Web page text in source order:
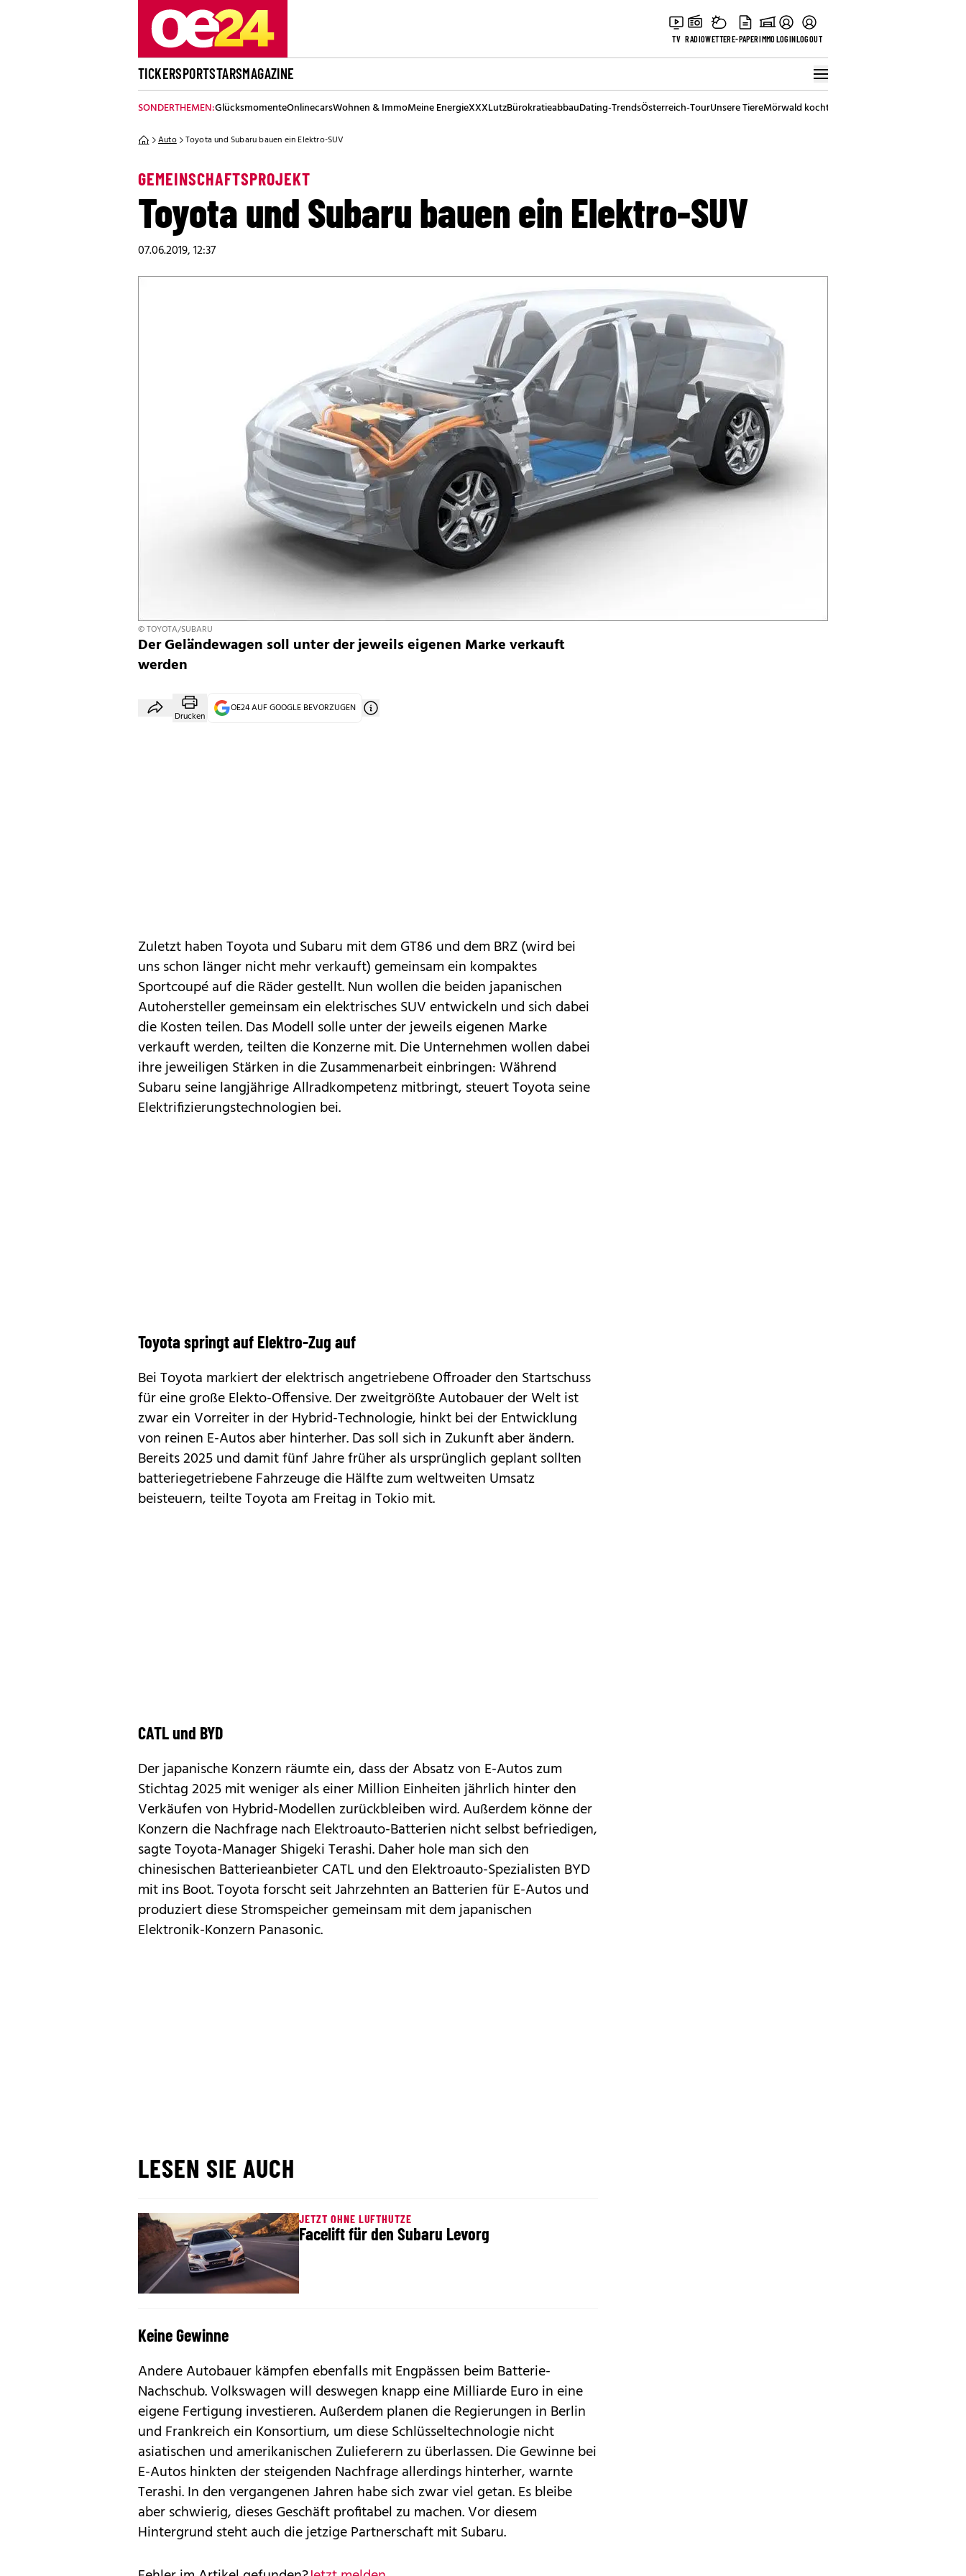
TV RADIOWETTERE-PAPERIMMOLOGINLOGOUT
TICKERSPORTSTARSMAGAZINE
SONDERTHEMEN:GlücksmomenteOnlinecarsWohnen & ImmoMeine EnergieXXXLutzBürokratieabbauDating-TrendsÖsterreich-TourUnsere TiereMörwald kocht
Auto Toyota und Subaru bauen ein Elektro-SUV
GEMEINSCHAFTSPROJEKT
Toyota und Subaru bauen ein Elektro-SUV
07.06.2019, 12:37
© TOYOTA/SUBARU
Der Geländewagen soll unter der jeweils eigenen Marke verkauft
werden
Drucken
OE24 AUF GOOGLE BEVORZUGEN
Zuletzt habenToyota und Subaru mit dem GT86 und dem BRZ(wird bei
uns schon länger nicht mehr verkauft) gemeinsam ein kompaktes
Sportcoupé auf die Räder gestellt. Nun wollen die beiden japanischen
Autohersteller gemeinsam ein elektrisches SUV entwickeln und sich dabei
die Kosten teilen. Das Modell solle unter der jeweils eigenen Marke
verkauft werden, teilten die Konzerne mit. Die Unternehmen wollen dabei
ihre jeweiligen Stärken in die Zusammenarbeit einbringen: Während
Subaru seine langjährige Allradkompetenz mitbringt, steuert Toyota seine
Elektrifizierungstechnologien bei.
Toyota springt auf Elektro-Zug auf
Bei Toyota markiert der elektrisch angetriebene Offroader den Startschuss
für eine große Elekto-Offensive. Der zweitgrößte Autobauer der Welt ist
zwar ein Vorreiter in derHybrid-Technologie, hinkt bei der Entwicklung
von reinen E-Autos aber hinterher. Das soll sich in Zukunft aber ändern.
Bereits 2025 und damit fünf Jahre früher als ursprünglich geplant sollten
batteriegetriebene Fahrzeuge die Hälfte zum weltweiten Umsatz
beisteuern, teilte Toyota am Freitag in Tokio mit.
CATL und BYD
Der japanische Konzern räumte ein, dass der Absatz von E-Autos zum
Stichtag 2025 mit weniger als einer Million Einheiten jährlich hinter den
Verkäufen von Hybrid-Modellen zurückbleiben wird. Außerdem könne der
Konzern die Nachfrage nach Elektroauto-Batterien nicht selbst befriedigen,
sagte Toyota-Manager Shigeki Terashi. Daher hole man sich den
chinesischen BatterieanbieterCATL und den Elektroauto-Spezialisten BYD
mit ins Boot. Toyota forscht seit Jahrzehnten an Batterien für E-Autos und
produziert diese Stromspeicher gemeinsam mit dem japanischen
Elektronik-Konzern Panasonic.
LESEN SIE AUCH
JETZT OHNE LUFTHUTZE
Facelift für den Subaru Levorg
Keine Gewinne
Andere Autobauer kämpfen ebenfalls mit Engpässen beim Batterie-
Nachschub. Volkswagen will deswegen knapp eine Milliarde Euro in eine
eigene Fertigung investieren. Außerdem planen die Regierungen in Berlin
und Frankreich ein Konsortium, um diese Schlüsseltechnologie nicht
asiatischen und amerikanischen Zulieferern zu überlassen. Die Gewinne bei
E-Autos hinkten der steigenden Nachfrage allerdings hinterher, warnte
Terashi. In den vergangenen Jahren habe sich zwar viel getan. Es bleibe
aber schwierig, dieses Geschäft profitabel zu machen. Vor diesem
Hintergrund steht auch die jetzige Partnerschaft mit Subaru.